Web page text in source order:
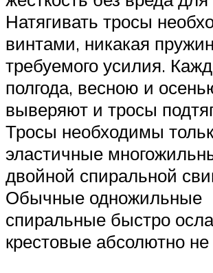
Натягивать тросы
винтами, никакая
требуемого усилия.
полгода, весною и
выверяют и тросы
Тросы необходимы
эластичные
двойной спиральной
Обычные одножильные
спиральные быстро
крестовые абсолютно не